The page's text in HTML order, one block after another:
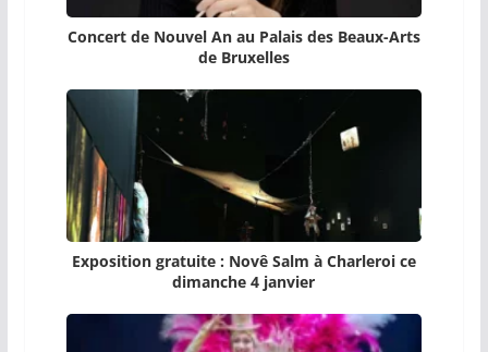
Concert de Nouvel An au Palais des Beaux-Arts
de Bruxelles
Exposition gratuite : Novê Salm à Charleroi ce
dimanche 4 janvier